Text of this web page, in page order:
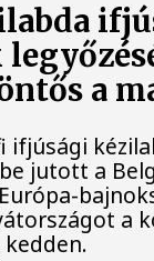
a
ifjúsági
jutott a
a